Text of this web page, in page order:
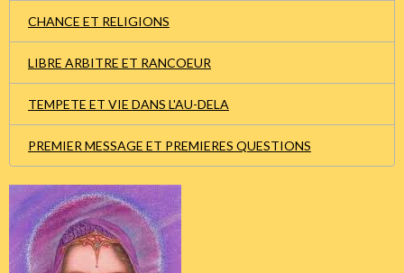
CHANCE ET RELIGIONS
LIBRE ARBITRE ET RANCOEUR
TEMPETE ET VIE DANS L'AU-DELA
PREMIER MESSAGE ET PREMIERES QUESTIONS